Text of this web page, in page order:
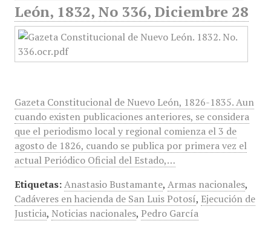
León, 1832, No 336, Diciembre 28
Gazeta Constitucional de Nuevo León, 1826-1835. Aun
cuando existen publicaciones anteriores, se considera
que el periodismo local y regional comienza el 3 de
agosto de 1826, cuando se publica por primera vez el
actual Periódico Oficial del Estado,…
Etiquetas: Anastasio Bustamante, Armas nacionales,
Cadáveres en hacienda de San Luis Potosí, Ejecución de
Justicia, Noticias nacionales, Pedro García